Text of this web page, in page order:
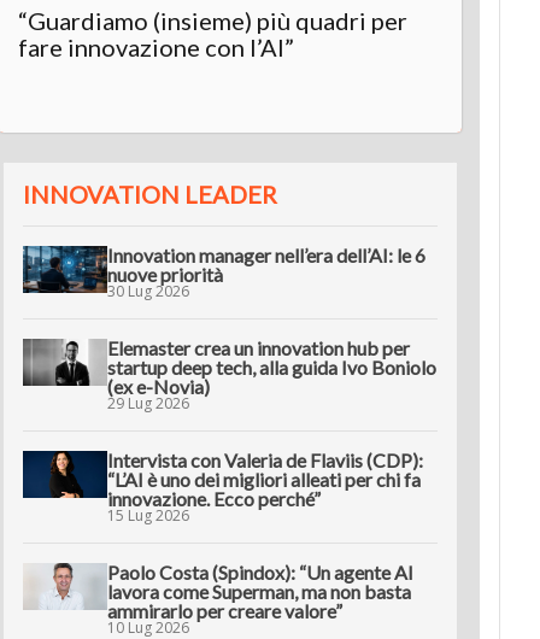
“Guardiamo (insieme) più quadri per
fare innovazione con l’AI”
INNOVATION LEADER
Innovation manager nell’era dell’AI: le 6
nuove priorità
30 Lug 2026
Elemaster crea un innovation hub per
startup deep tech, alla guida Ivo Boniolo
(ex e-Novia)
29 Lug 2026
Intervista con Valeria de Flaviis (CDP):
“L’AI è uno dei migliori alleati per chi fa
innovazione. Ecco perché”
15 Lug 2026
Paolo Costa (Spindox): “Un agente AI
lavora come Superman, ma non basta
ammirarlo per creare valore”
10 Lug 2026